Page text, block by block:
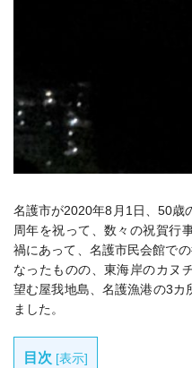
名護市が2020年8月1日、50歳
周年を祝って、数々の祝賀行
禍にあって、名護市民会館で
なったものの、東海岸のカヌ
望む屋我地島、名護漁港の3カ
ました。
目次 [表示]